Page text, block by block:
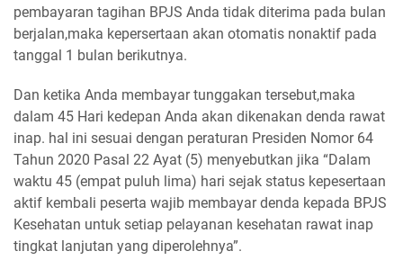
pembayaran tagihan BPJS Anda tidak diterima pada bulan
berjalan,maka kepersertaan akan otomatis nonaktif pada
tanggal 1 bulan berikutnya.
Dan ketika Anda membayar tunggakan tersebut,maka
dalam 45 Hari kedepan Anda akan dikenakan denda rawat
inap. hal ini sesuai dengan peraturan Presiden Nomor 64
Tahun 2020 Pasal 22 Ayat (5) menyebutkan jika “Dalam
waktu 45 (empat puluh lima) hari sejak status kepesertaan
aktif kembali peserta wajib membayar denda kepada BPJS
Kesehatan untuk setiap pelayanan kesehatan rawat inap
tingkat lanjutan yang diperolehnya”.